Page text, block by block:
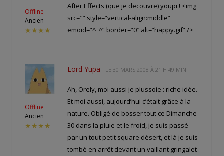
Offline
Ancien
★★★★
After Effects (que je decouvre) youpi ! <img
src="” style=”vertical-align:middle”
emoid=”^_^” border=”0″ alt=”happy.gif” />
Offline
Ancien
★★★★
Lord Yupa LE 30 MARS 2008 À 21 H 49 MIN
Ah, Orely, moi aussi je plussoie : riche idée.
Et moi aussi, aujourd’hui c’était grâce à la
nature. Obligé de bosser tout ce Dimanche
30 dans la pluie et le froid, je suis passé
par un tout petit square désert, et là je suis
tombé en arrêt devant un vaillant gringalet